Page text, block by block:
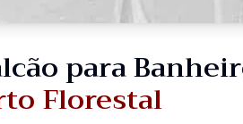
para
Florestal